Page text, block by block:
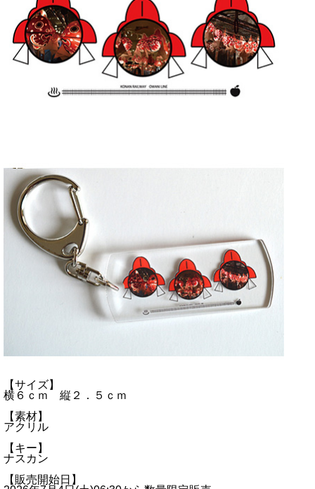
【サイズ】
横６ｃｍ 縦２．５ｃｍ
【素材】
アクリル
【キー】
ナスカン
【販売開始日】